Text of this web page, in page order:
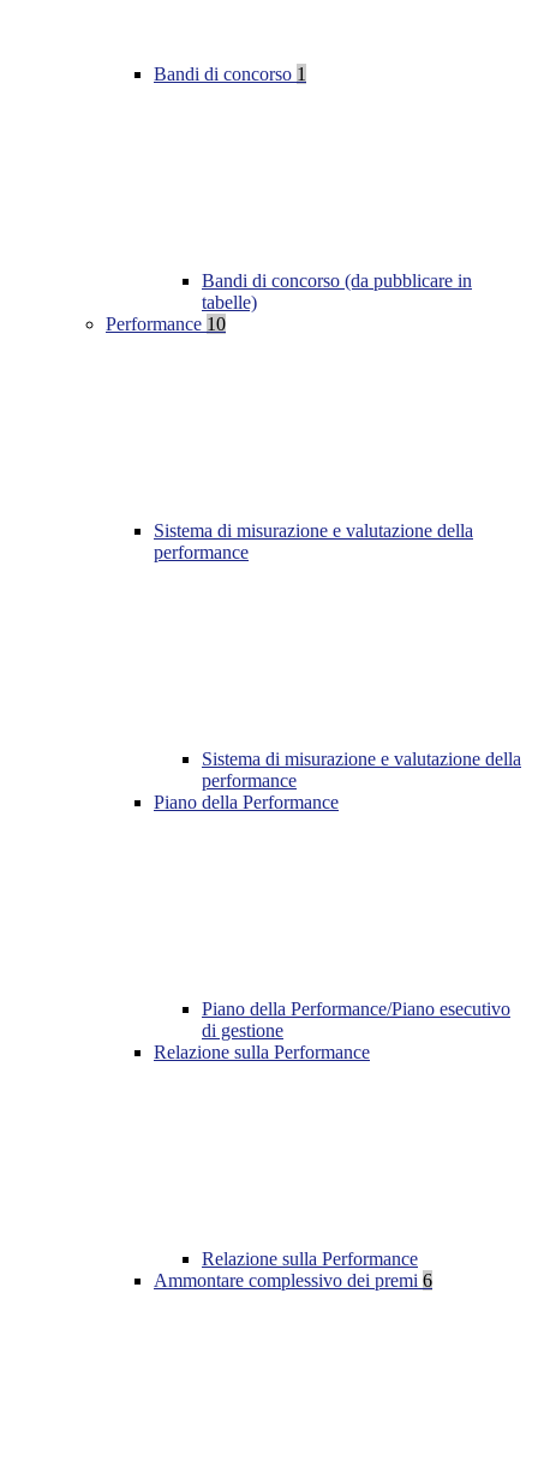
Bandi di concorso 1
Bandi di concorso (da pubblicare in
tabelle)
Performance 10
Sistema di misurazione e valutazione della
performance
Sistema di misurazione e valutazione della
performance
Piano della Performance
Piano della Performance/Piano esecutivo
di gestione
Relazione sulla Performance
Relazione sulla Performance
Ammontare complessivo dei premi 6